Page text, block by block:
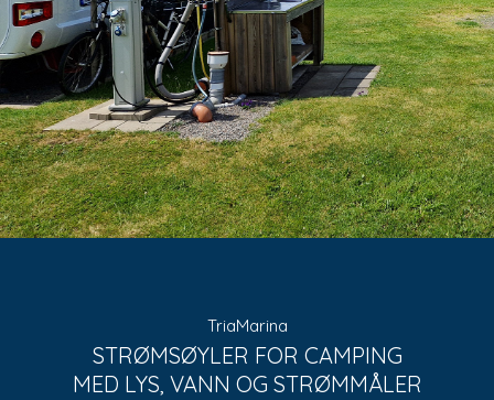
TriaMarina
STRØMSØYLER FOR CAMPING
MED LYS, VANN OG STRØMMÅLER